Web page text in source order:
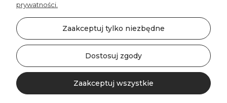
©2026 Wszelkie Prawa Zastrzeżone | BelldecoHome.pl
Flex Minimalist by Ecommercy
prywatności.
Zaakceptuj tylko niezbędne
Dostosuj zgody
Zaakceptuj wszystkie
zaznacz pola
Akceptuję regulamin newslettera
Akceptuję politykę prywatności
SUBSKRYBUJ!